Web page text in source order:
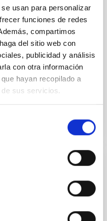
usan para personalizar
funciones de redes
compartimos
del sitio web con
publicidad y análisis
con otra información
hayan recopilado a
sus servicios.
(AIT) del Instituto de
TWIN REGIONAL
de físicos